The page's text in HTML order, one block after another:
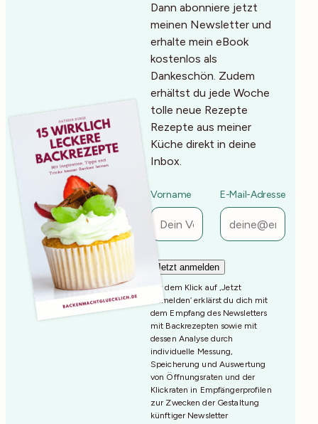
Dann abonniere jetzt
meinen Newsletter und
erhalte mein eBook
kostenlos als
Dankeschön. Zudem
erhältst du jede Woche
tolle neue Rezepte
Rezepte aus meiner
Küche direkt in deine
Inbox.
Vorname E-Mail-Adresse
Mit dem Klick auf ‚Jetzt
Anmelden‘ erklärst du dich mit
dem Empfang des Newsletters
mit Backrezepten sowie mit
dessen Analyse durch
individuelle Messung,
Speicherung und Auswertung
von Öffnungsraten und der
Klickraten in Empfängerprofilen
zur Zwecken der Gestaltung
künftiger Newsletter